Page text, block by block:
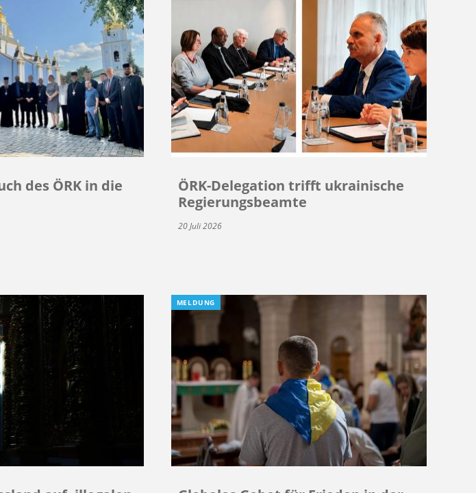
des ÖRK in die
ÖRK-Delegation trifft ukrainische
Regierungsbeamte
20 Juli 2026
MELDUNG